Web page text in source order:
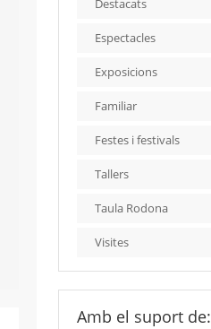
Destacats
Espectacles
Exposicions
Familiar
Festes i festivals
Tallers
Taula Rodona
Visites
Amb el suport de: